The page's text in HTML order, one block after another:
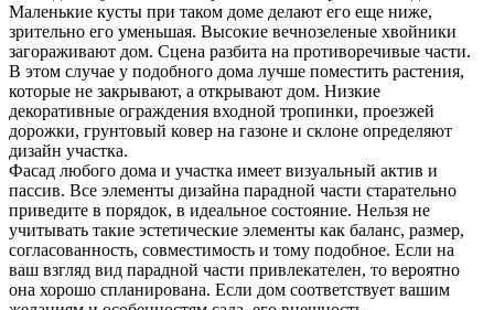
Маленькие кусты при таком доме делают его еще ниже,
зрительно его уменьшая. Высокие вечнозеленые хвойники
загораживают дом. Сцена разбита на противоречивые части.
В этом случае у подобного дома лучше поместить растения,
которые не закрывают, а открывают дом. Низкие
декоративные ограждения входной тропинки, проезжей
дорожки, грунтовый ковер на газоне и склоне определяют
дизайн участка.
Фасад любого дома и участка имеет визуальный актив и
пассив. Все элементы дизайна парадной части старательно
приведите в порядок, в идеальное состояние. Нельзя не
учитывать такие эстетические элементы как баланс, размер,
согласованность, совместимость и тому подобное. Если на
ваш взгляд вид парадной части привлекателен, то вероятно
она хорошо спланирована. Если дом соответствует вашим